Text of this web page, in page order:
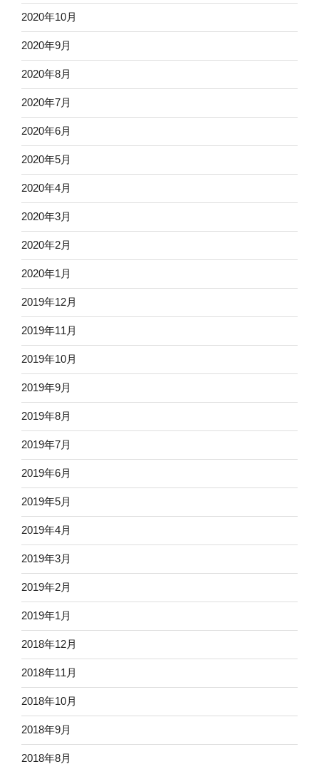
2020年10月
2020年9月
2020年8月
2020年7月
2020年6月
2020年5月
2020年4月
2020年3月
2020年2月
2020年1月
2019年12月
2019年11月
2019年10月
2019年9月
2019年8月
2019年7月
2019年6月
2019年5月
2019年4月
2019年3月
2019年2月
2019年1月
2018年12月
2018年11月
2018年10月
2018年9月
2018年8月